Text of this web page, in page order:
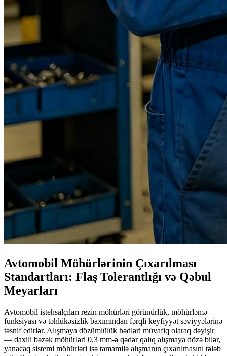
Avtomobil Möhürlərinin Çıxarılması
Standartları: Flaş Tolerantlığı və Qəbul
Meyarları
Avtomobil istehsalçıları rezin möhürləri görünürlük, möhürləmə
funksiyası və təhlükəsizlik baxımından fərqli keyfiyyət səviyyələrinə
təsnif edirlər. Alışmaya dözümlülük hədləri müvafiq olaraq dəyişir
— daxili bəzək möhürləri 0,3 mm-ə qədər qalıq alışmaya dözə bilər,
yanacaq sistemi möhürləri isə tamamilə alışmanın çıxarılmasını tələb